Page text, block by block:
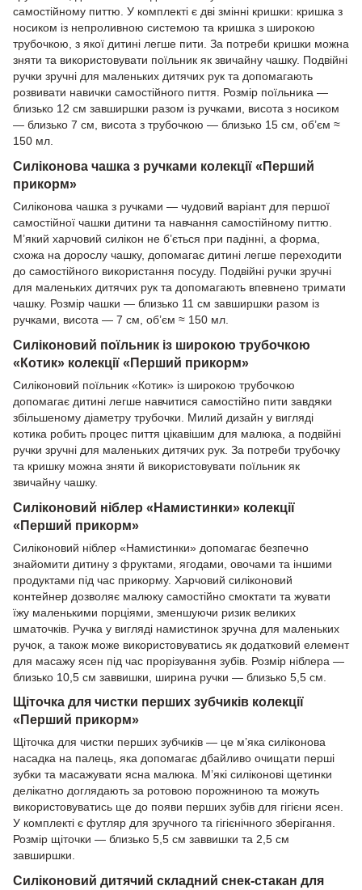
самостійному питтю. У комплекті є дві змінні кришки: кришка з
носиком із непроливною системою та кришка з широкою
трубочкою, з якої дитині легше пити. За потреби кришки можна
зняти та використовувати поїльник як звичайну чашку. Подвійні
ручки зручні для маленьких дитячих рук та допомагають
розвивати навички самостійного пиття. Розмір поїльника —
близько 12 см завширшки разом із ручками, висота з носиком
— близько 7 см, висота з трубочкою — близько 15 см, об’єм ≈
150 мл.
Силіконова чашка з ручками колекції «Перший
прикорм»
Силіконова чашка з ручками — чудовий варіант для першої
самостійної чашки дитини та навчання самостійному питтю.
М’який харчовий силікон не б’ється при падінні, а форма,
схожа на дорослу чашку, допомагає дитині легше переходити
до самостійного використання посуду. Подвійні ручки зручні
для маленьких дитячих рук та допомагають впевнено тримати
чашку. Розмір чашки — близько 11 см завширшки разом із
ручками, висота — 7 см, об’єм ≈ 150 мл.
Силіконовий поїльник із широкою трубочкою
«Котик» колекції «Перший прикорм»
Силіконовий поїльник «Котик» із широкою трубочкою
допомагає дитині легше навчитися самостійно пити завдяки
збільшеному діаметру трубочки. Милий дизайн у вигляді
котика робить процес пиття цікавішим для малюка, а подвійні
ручки зручні для маленьких дитячих рук. За потреби трубочку
та кришку можна зняти й використовувати поїльник як
звичайну чашку.
Силіконовий ніблер «Намистинки» колекції
«Перший прикорм»
Силіконовий ніблер «Намистинки» допомагає безпечно
знайомити дитину з фруктами, ягодами, овочами та іншими
продуктами під час прикорму. Харчовий силіконовий
контейнер дозволяє малюку самостійно смоктати та жувати
їжу маленькими порціями, зменшуючи ризик великих
шматочків. Ручка у вигляді намистинок зручна для маленьких
ручок, а також може використовуватись як додатковий елемент
для масажу ясен під час прорізування зубів. Розмір ніблера —
близько 10,5 см заввишки, ширина ручки — близько 5,5 см.
Щіточка для чистки перших зубчиків колекції
«Перший прикорм»
Щіточка для чистки перших зубчиків — це м’яка силіконова
насадка на палець, яка допомагає дбайливо очищати перші
зубки та масажувати ясна малюка. М’які силіконові щетинки
делікатно доглядають за ротовою порожниною та можуть
використовуватись ще до появи перших зубів для гігієни ясен.
У комплекті є футляр для зручного та гігієнічного зберігання.
Розмір щіточки — близько 5,5 см заввишки та 2,5 см
завширшки.
Силіконовий дитячий складний снек-стакан для